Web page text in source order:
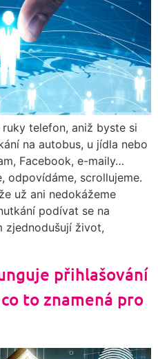
telefon, aniž byste si
na autobus, u jídla nebo
Facebook, e-maily…
odpovídáme, scrollujeme.
už ani nedokážeme
podívat se na
zjednodušují život,
přihlašování
to znamená pro